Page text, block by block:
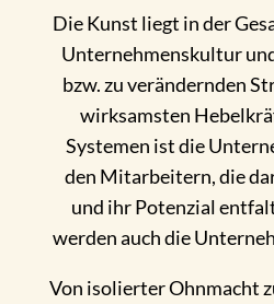
Die Kunst liegt in der
Unternehmenskultur
bzw. zu verändernden
wirksamsten
Systemen ist die
den Mitarbeitern, die
und ihr Potenzial
werden auch die
Von isolierter Ohnmacht